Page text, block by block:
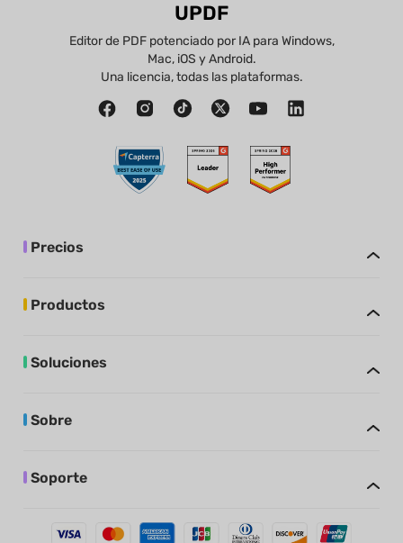
UPDF
Editor de PDF potenciado por IA para Windows,
Mac, iOS y Android.
Una licencia, todas las plataformas.
Precios
Productos
Soluciones
Sobre
Soporte